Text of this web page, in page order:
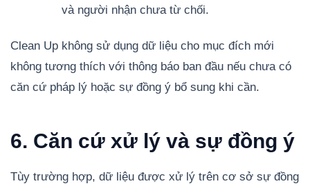
và người nhận chưa từ chối.
Clean Up không sử dụng dữ liệu cho mục đích mới
không tương thích với thông báo ban đầu nếu chưa có
căn cứ pháp lý hoặc sự đồng ý bổ sung khi cần.
6. Căn cứ xử lý và sự đồng ý
Tùy trường hợp, dữ liệu được xử lý trên cơ sở sự đồng